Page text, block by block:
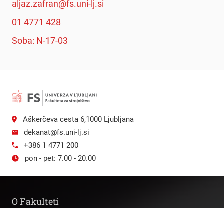
aljaz.zafran@fs.uni-lj.si
01 4771 428
Soba: N-17-03
Aškerčeva cesta 6,1000 Ljubljana
dekanat@fs.uni-lj.si
+386 1 4771 200
pon - pet: 7.00 - 20.00
O Fakulteti